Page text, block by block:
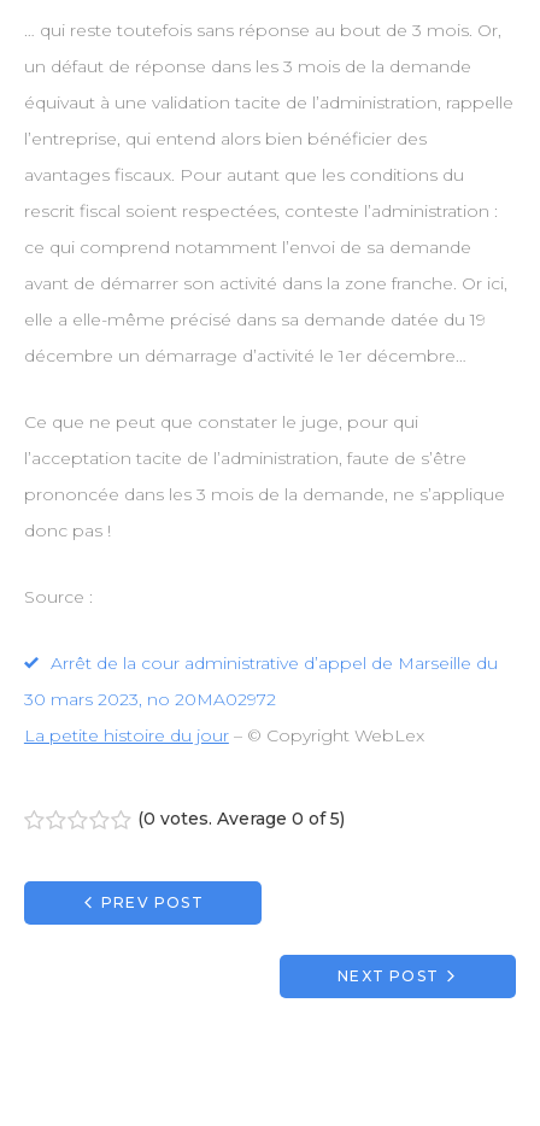
… qui reste toutefois sans réponse au bout de 3 mois. Or,
un défaut de réponse dans les 3 mois de la demande
équivaut à une validation tacite de l’administration, rappelle
l’entreprise, qui entend alors bien bénéficier des
avantages fiscaux. Pour autant que les conditions du
rescrit fiscal soient respectées, conteste l’administration :
ce qui comprend notamment l’envoi de sa demande
avant de démarrer son activité dans la zone franche. Or ici,
elle a elle-même précisé dans sa demande datée du 19
décembre un démarrage d’activité le 1er décembre…
Ce que ne peut que constater le juge, pour qui
l’acceptation tacite de l’administration, faute de s’être
prononcée dans les 3 mois de la demande, ne s’applique
donc pas !
Source :
Arrêt de la cour administrative d’appel de Marseille du
30 mars 2023, no 20MA02972
La petite histoire du jour– © Copyright WebLex
(0 votes. Average 0 of 5)
Navigation
de
PREV POST
NEXT POST